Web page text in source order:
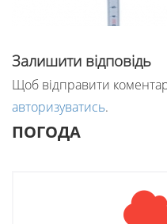
Залишити відповідь
Щоб відправити
авторизуватись.
ПОГОДА